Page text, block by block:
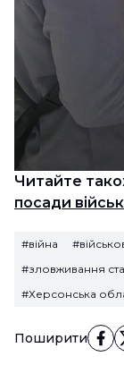
Поширити
Читайте
посади
#війна
#зловживання
#Херсонська